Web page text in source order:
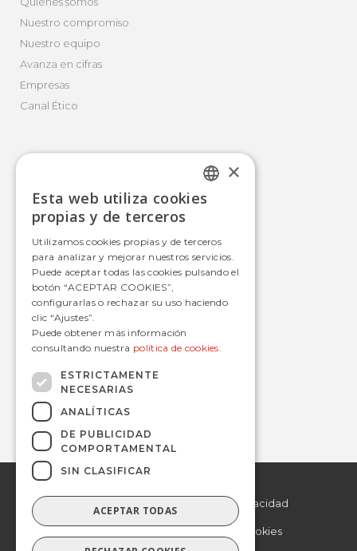
Nuestro compromiso
Nuestro equipo
Avanza en cifras
Empresas
Canal Ético
Autobús
Tranvía
Metro
Estaciones
Contacto
informacion@avanzagrupo.com
+34 916 021 900
C/ San Norberto, 48 • 28021 – Madrid
© 2019 Avanza.
reservados.
Politica de Privacidad
Politica de Cookies
SPANISH
×
Esta web utiliza cookies
propias y de terceros
Utilizamos cookies propias y de terceros
para analizar y mejorar nuestros servicios.
Puede aceptar todas las cookies pulsando el
botón “ACEPTAR COOKIES”,
configurarlas o rechazar su uso haciendo
clic “Ajustes”.
Puede obtener más información
consultando nuestra política de cookies.
ESTRICTAMENTE
NECESARIAS
ANALÍTICAS
DE PUBLICIDAD
COMPORTAMENTAL
SIN CLASIFICAR
ACEPTAR TODAS